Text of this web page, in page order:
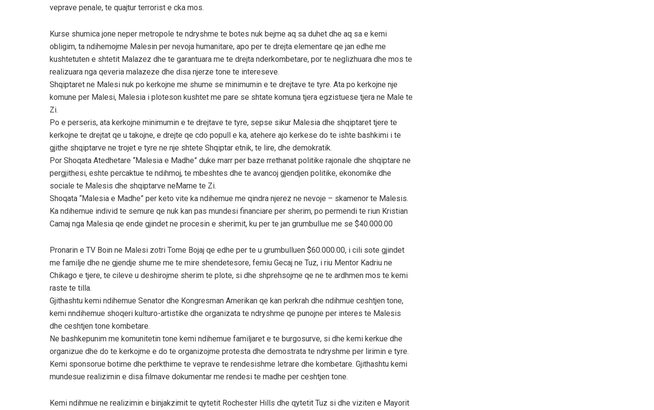
veprave penale, te quajtur terrorist e cka mos.
Kurse shumica jone neper metropole te ndryshme te botes nuk bejme aq sa duhet dhe aq sa e kemi
obligim, ta ndihemojme Malesin per nevoja humanitare, apo per te drejta elementare qe jan edhe me
kushtetuten e shtetit Malazez dhe te garantuara me te drejta nderkombetare, por te neglizhuara dhe mos te
realizuara nga qeveria malazeze dhe disa njerze tone te intereseve.
Shqiptaret ne Malesi nuk po kerkojne me shume se minimumin e te drejtave te tyre. Ata po kerkojne nje
komune per Malesi, Malesia i ploteson kushtet me pare se shtate komuna tjera egzistuese tjera ne Male te
Zi.
Po e perseris, ata kerkojne minimumin e te drejtave te tyre, sepse sikur Malesia dhe shqiptaret tjere te
kerkojne te drejtat qe u takojne, e drejte qe cdo popull e ka, atehere ajo kerkese do te ishte bashkimi i te
gjithe shqiptarve ne trojet e tyre ne nje shtete Shqiptar etnik, te lire, dhe demokratik.
Por Shoqata Atedhetare “Malesia e Madhe” duke marr per baze rrethanat politike rajonale dhe shqiptare ne
pergjithesi, eshte percaktue te ndihmoj, te mbeshtes dhe te avancoj gjendjen politike, ekonomike dhe
sociale te Malesis dhe shqiptarve neMame te Zi.
Shoqata “Malesia e Madhe” per keto vite ka ndihemue me qindra njerez ne nevoje – skamenor te Malesis.
Ka ndihemue individ te semure qe nuk kan pas mundesi financiare per sherim, po permendi te riun Kristian
Camaj nga Malesia qe ende gjindet ne procesin e sherimit, ku per te jan grumbullue me se $40.000.00
Pronarin e TV Boin ne Malesi zotri Tome Bojaj qe edhe per te u grumbulluen $60.000.00, i cili sote gjindet
me familje dhe ne gjendje shume me te mire shendetesore, femiu Gecaj ne Tuz, i riu Mentor Kadriu ne
Chikago e tjere, te cileve u deshirojme sherim te plote, si dhe shprehsojme qe ne te ardhmen mos te kemi
raste te tilla.
Gjithashtu kemi ndihemue Senator dhe Kongresman Amerikan qe kan perkrah dhe ndihmue ceshtjen tone,
kemi nndihemue shoqeri kulturo-artistike dhe organizata te ndryshme qe punojne per interes te Malesis
dhe ceshtjen tone kombetare.
Ne bashkepunim me komunitetin tone kemi ndihemue familjaret e te burgosurve, si dhe kemi kerkue dhe
organizue dhe do te kerkojme e do te organizojme protesta dhe demostrata te ndryshme per lirimin e tyre.
Kemi sponsorue botime dhe perkthime te veprave te rendesishme letrare dhe kombetare. Gjithashtu kemi
mundesue realizimin e disa filmave dokumentar me rendesi te madhe per ceshtjen tone.
Kemi ndihmue ne realizimin e binjakzimit te qytetit Rochester Hills dhe qytetit Tuz si dhe viziten e Mayorit